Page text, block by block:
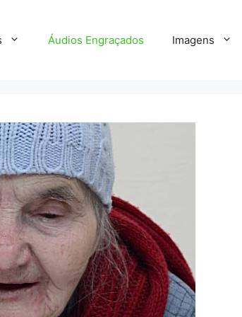
Áudios Engraçados Imagens